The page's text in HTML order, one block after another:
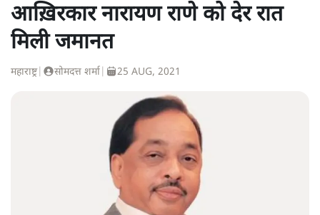
आख़िरकार नारायण राणे को देर रात
मिली जमानत
महाराष्ट्र| सोमदत्त शर्मा 25 AUG, 2021